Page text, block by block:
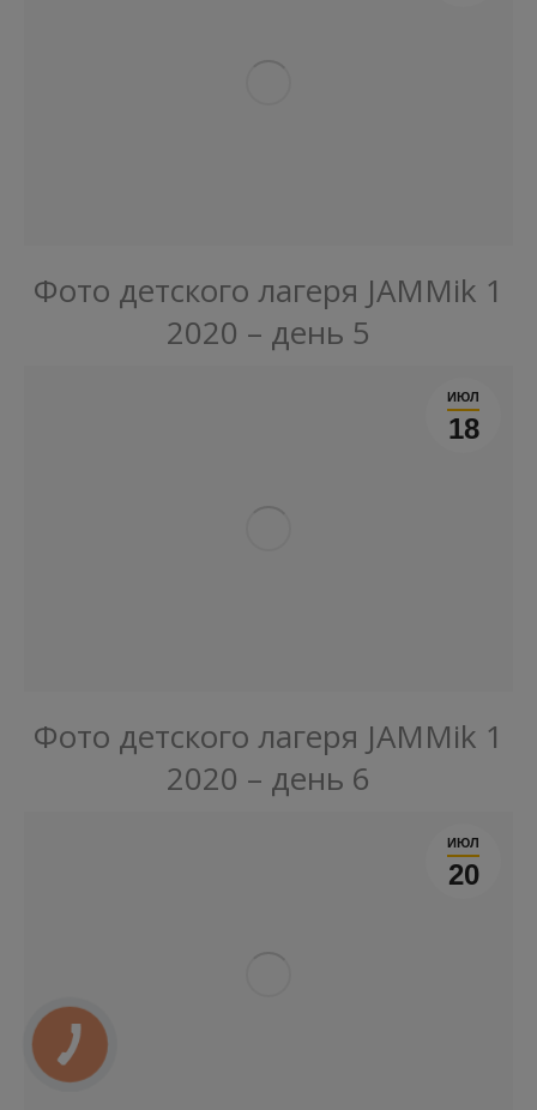
Фото детского лагеря JAMMik 1
2020 – день 5
ИЮЛ
18
Фото детского лагеря JAMMik 1
2020 – день 6
ИЮЛ
20